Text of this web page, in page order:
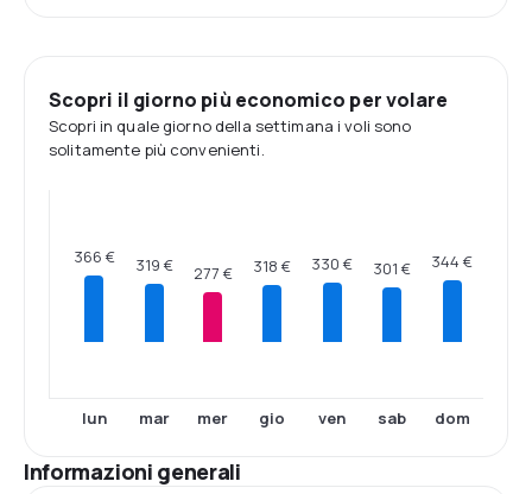
Scopri il giorno più economico per volare
Scopri in quale giorno della settimana i voli sono
solitamente più convenienti.
366 €
lun
319 €
mar
277 €
mer
318 €
gio
330 €
ven
301 €
sab
344 €
dom
Informazioni generali